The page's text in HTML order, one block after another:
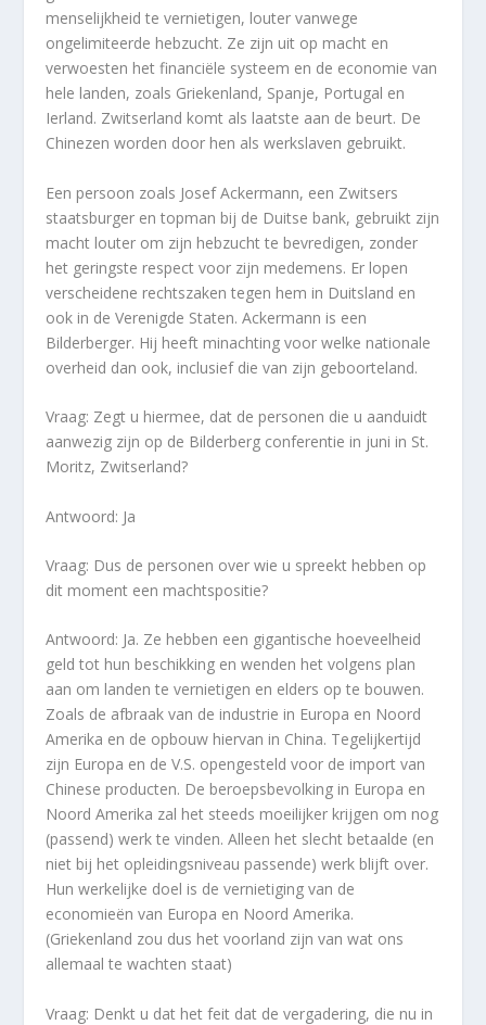
menselijkheid te vernietigen, louter vanwege
ongelimiteerde hebzucht. Ze zijn uit op macht en
verwoesten het financiële systeem en de economie van
hele landen, zoals Griekenland, Spanje, Portugal en
Ierland. Zwitserland komt als laatste aan de beurt. De
Chinezen worden door hen als werkslaven gebruikt.
Een persoon zoals Josef Ackermann, een Zwitsers
staatsburger en topman bij de Duitse bank, gebruikt zijn
macht louter om zijn hebzucht te bevredigen, zonder
het geringste respect voor zijn medemens. Er lopen
verscheidene rechtszaken tegen hem in Duitsland en
ook in de Verenigde Staten. Ackermann is een
Bilderberger. Hij heeft minachting voor welke nationale
overheid dan ook, inclusief die van zijn geboorteland.
Vraag: Zegt u hiermee, dat de personen die u aanduidt
aanwezig zijn op de Bilderberg conferentie in juni in St.
Moritz, Zwitserland?
Antwoord: Ja
Vraag: Dus de personen over wie u spreekt hebben op
dit moment een machtspositie?
Antwoord: Ja. Ze hebben een gigantische hoeveelheid
geld tot hun beschikking en wenden het volgens plan
aan om landen te vernietigen en elders op te bouwen.
Zoals de afbraak van de industrie in Europa en Noord
Amerika en de opbouw hiervan in China. Tegelijkertijd
zijn Europa en de V.S. opengesteld voor de import van
Chinese producten. De beroepsbevolking in Europa en
Noord Amerika zal het steeds moeilijker krijgen om nog
(passend) werk te vinden. Alleen het slecht betaalde (en
niet bij het opleidingsniveau passende) werk blijft over.
Hun werkelijke doel is de vernietiging van de
economieën van Europa en Noord Amerika.
(Griekenland zou dus het voorland zijn van wat ons
allemaal te wachten staat)
Vraag: Denkt u dat het feit dat de vergadering, die nu in